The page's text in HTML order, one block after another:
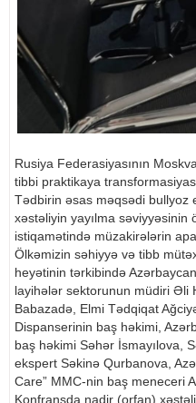
Rusiya Federasiyasının
tibbi praktikaya
Tədbirin əsas məqsədi bullyoz
xəstəliyin yayılma
istiqamətində müzakirələrin
Ölkəmizin səhiyyə və tibb
heyətinin tərkibində
layihələr sektorunun müdiri Əli
Babazadə, Elmi Tədqiqat
Dispanserinin baş həkimi,
baş həkimi Səhər İsmayılova,
ekspert Səkinə Qurbanova,
Care” MMC-nin baş meneceri
Konfransda nadir (orfan)